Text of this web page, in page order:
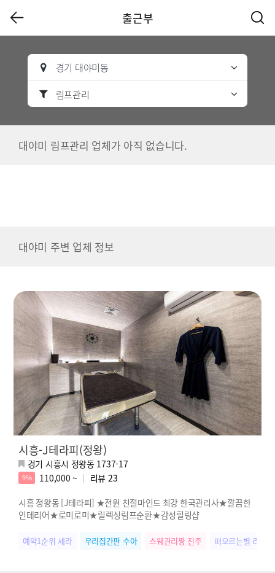
출근부
경기 대야미동
림프관리
대야미 림프관리 업체가 아직 없습니다.
대야미 주변 업체 정보
시흥-J테라피(정왕)
경기 시흥시 정왕동 1737-17
9% 110,000 ~ 리뷰 23
시흥 정왕동 [J테라피] ★전원 친절마인드 최강 한국관리사★깔끔한
인테리어★로미로미★릴렉싱림프순환★감성힐링샵
예약1순위 세라 우리집간판 수아 스웨관리짱 진주 떠오르는별 리아